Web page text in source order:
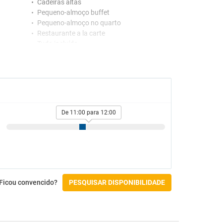
Cadeiras altas
Pequeno-almoço buffet
Pequeno-almoço no quarto
Restaurante a la carte
Circuito SPA completo
Banho turco
Atividades
De 11:00 para 12:00
Ficou convencido? PESQUISAR DISPONIBILIDADE